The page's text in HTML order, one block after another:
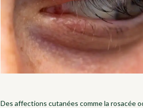
Des affections cutanées comme la rosacée